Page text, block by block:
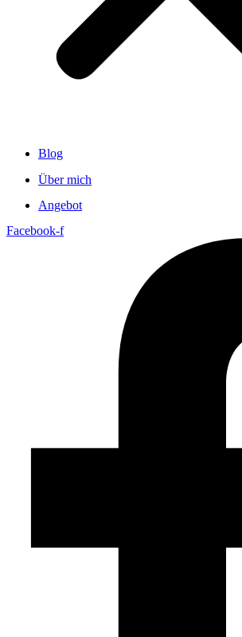
Blog
Über mich
Angebot
Facebook-f